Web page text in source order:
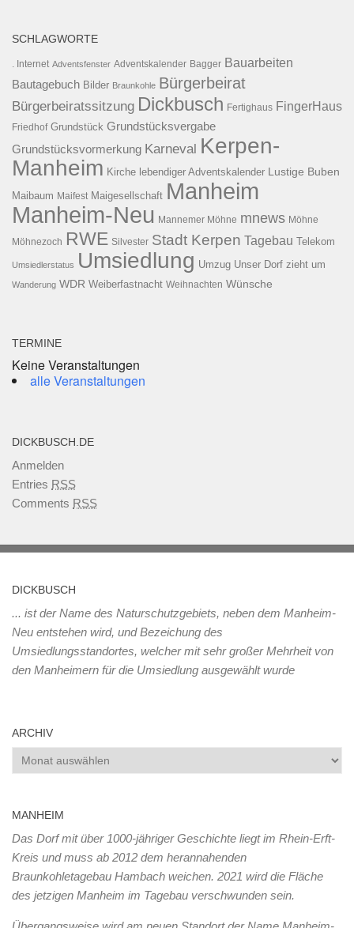
SCHLAGWORTE
. Internet Adventsfenster Adventskalender Bagger Bauarbeiten
Bautagebuch Bilder Braunkohle Bürgerbeirat
Bürgerbeiratssitzung Dickbusch Fertighaus FingerHaus
Friedhof Grundstück Grundstücksvergabe
Grundstücksvormerkung Karneval Kerpen-
Manheim Kirche lebendiger Adventskalender Lustige Buben
Maibaum Maifest Maigesellschaft Manheim
Manheim-Neu Mannemer Möhne mnews Möhne
Möhnezoch RWE Silvester Stadt Kerpen Tagebau Telekom
Umsiedlerstatus Umsiedlung Umzug Unser Dorf zieht um
Wanderung WDR Weiberfastnacht Weihnachten Wünsche
TERMINE
Keine Veranstaltungen
alle Veranstaltungen
DICKBUSCH.DE
Anmelden
Entries RSS
Comments RSS
DICKBUSCH
... ist der Name des Naturschutzgebiets, neben dem Manheim-
Neu entstehen wird, und Bezeichung des
Umsiedlungsstandortes, welcher mit sehr großer Mehrheit von
den Manheimern für die Umsiedlung ausgewählt wurde
ARCHIV
Archiv
MANHEIM
Das Dorf mit über 1000-jähriger Geschichte liegt im Rhein-Erft-
Kreis und muss ab 2012 dem herannahenden
Braunkohletagebau Hambach weichen. 2021 wird die Fläche
des jetzigen Manheim im Tagebau verschwunden sein.